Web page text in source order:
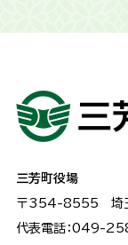
三芳町役場
〒354-8555 埼
代表電話：049-